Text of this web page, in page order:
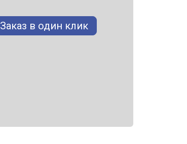
Заказ в один клик